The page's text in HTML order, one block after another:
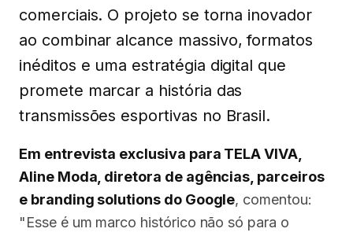
comerciais. O projeto se torna inovador
ao combinar alcance massivo, formatos
inéditos e uma estratégia digital que
promete marcar a história das
transmissões esportivas no Brasil.
Em entrevista exclusiva para TELA VIVA,
Aline Moda, diretora de agências, parceiros
e branding solutions do Google, comentou:
"Esse é um marco histórico não só para o